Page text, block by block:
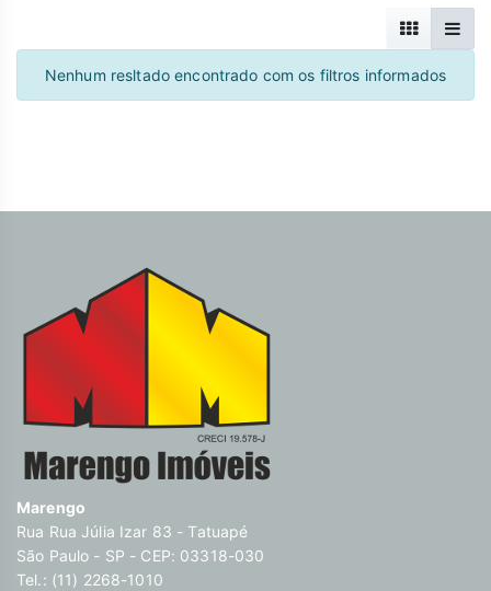
Nenhum resltado encontrado com os filtros informados
Marengo
Rua Rua Júlia Izar 83 - Tatuapé
São Paulo - SP - CEP: 03318-030
Tel.: (11) 2268-1010